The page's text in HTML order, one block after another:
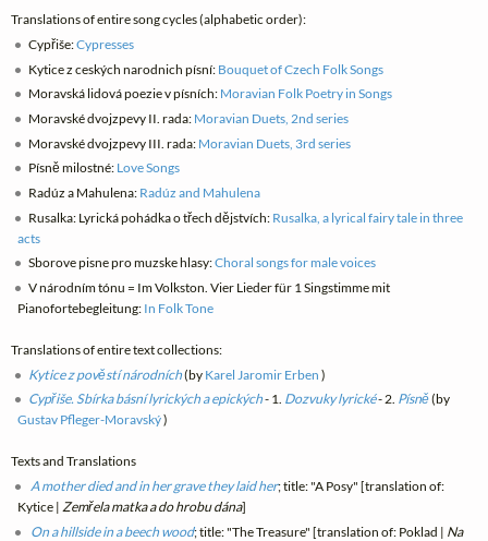
Translations of entire song cycles (alphabetic order):
Cypřiše:Cypresses
Kytice z ceských narodnich písní: Bouquet of Czech Folk Songs
Moravská lidová poezie v písních: Moravian Folk Poetry in Songs
Moravské dvojzpevy II. rada: Moravian Duets, 2nd series
Moravské dvojzpevy III. rada: Moravian Duets, 3rd series
Písně milostné: Love Songs
Radúz a Mahulena: Radúz and Mahulena
Rusalka: Lyrická pohádka o třech dějstvích: Rusalka, a lyrical fairy tale in three
acts
Sborove pisne pro muzske hlasy:Choral songs for male voices
V národním tónu = Im Volkston. Vier Lieder für 1 Singstimme mit
Pianofortebegleitung: In Folk Tone
Translations of entire text collections:
Kytice z pověstí národních(by Karel Jaromir Erben )
Cypřiše. Sbírka básní lyrických a epických- 1. Dozvuky lyrické- 2. Písně(by
Gustav Pfleger-Moravský)
Texts and Translations
A mother died and in her grave they laid her; title: "A Posy" [translation of:
Kytice |Zemřela matka a do hrobu dána]
On a hillside in a beech wood; title: "The Treasure" [translation of: Poklad | Na